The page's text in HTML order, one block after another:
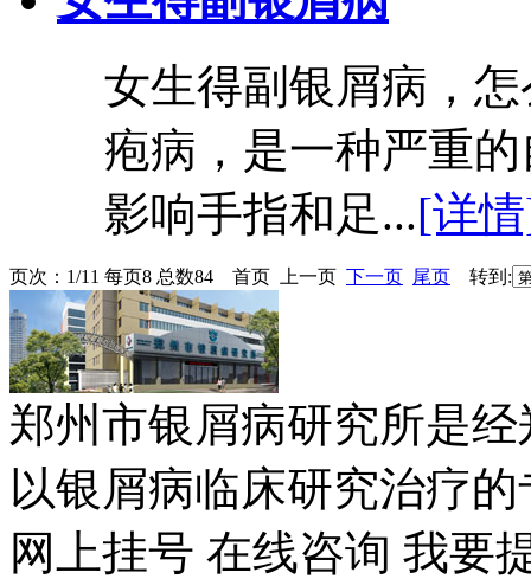
女生得副银屑病，
疱病，是一种严重
影响手指和足...[详
页次：1/11 每页8 总数84 首页 上一页 下一页 尾页 转到:
郑州市银屑病研究所是
以银屑病临床研究治疗
网上挂号 在线咨询 我要